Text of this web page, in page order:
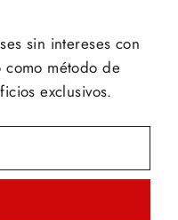
sin intereses con
como método de
exclusivos.